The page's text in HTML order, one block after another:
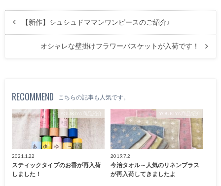
【新作】シュシュドママンワンピースのご紹介♩
オシャレな壁掛けフラワーバスケットが入荷です！
RECOMMEND こちらの記事も人気です。
YOUKIYA商品紹介
2021.1.22
スティックタイプのお香が再入荷
しました！
YOUKIYA商品紹介
2019.7.2
今治タオル～人気のリネンプラス
が再入荷してきましたよ